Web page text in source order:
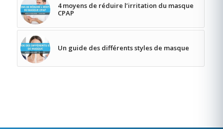
4 moyens de réduire l’irritation du masque
CPAP
Un guide des différents styles de masque